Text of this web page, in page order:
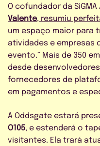
O cofundador da
Valente, resumiu
um espaço maior para
atividades e empresas
evento.” Mais de 350
desde
fornecedores de
em pagamentos e
A Oddsgate estará
O105, e estenderá o
visitantes. Ela trará